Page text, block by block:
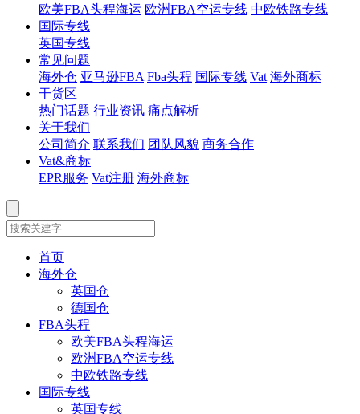
欧美FBA头程海运 欧洲FBA空运专线 中欧铁路专线
国际专线
英国专线
常见问题
海外仓 亚马逊FBA Fba头程 国际专线 Vat 海外商标
干货区
热门话题 行业资讯 痛点解析
关于我们
公司简介 联系我们 团队风貌 商务合作
Vat&商标
EPR服务 Vat注册 海外商标
首页
海外仓
英国仓
德国仓
FBA头程
欧美FBA头程海运
欧洲FBA空运专线
中欧铁路专线
国际专线
英国专线